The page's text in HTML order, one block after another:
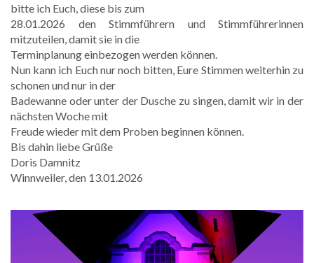
bitte ich Euch, diese bis zum
28.01.2026 den Stimmführern und Stimmführerinnen
mitzuteilen, damit sie in die
Terminplanung einbezogen werden können.
Nun kann ich Euch nur noch bitten, Eure Stimmen weiterhin zu
schonen und nur in der
Badewanne oder unter der Dusche zu singen, damit wir in der
nächsten Woche mit
Freude wieder mit dem Proben beginnen können.
Bis dahin liebe Grüße
Doris Damnitz
Winnweiler, den 13.01.2026